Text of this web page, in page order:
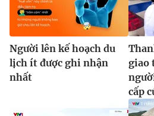
Người lên kế hoạch du
lịch ít được ghi nhận
nhất
giao
cấp